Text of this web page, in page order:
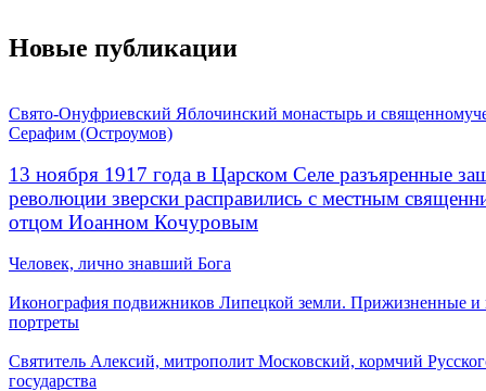
Новые публикации
Свято-Онуфриевский Яблочинский монастырь и
Серафим (Остроумов)
13 ноября 1917 года в Царском Селе разъяренные
революции зверски расправились с местным
отцом Иоанном Кочуровым
Человек, лично знавший Бога
Иконография подвижников Липецкой земли. Прижизненные и
портреты
Святитель Алексий, митрополит Московский, кормчий
государства